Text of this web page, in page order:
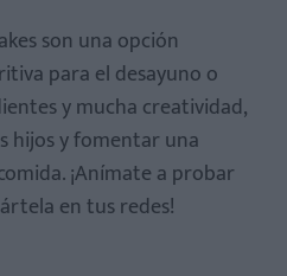
son una opción
para el desayuno o
y mucha creatividad,
hijos y fomentar una
¡Anímate a probar
en tus redes!